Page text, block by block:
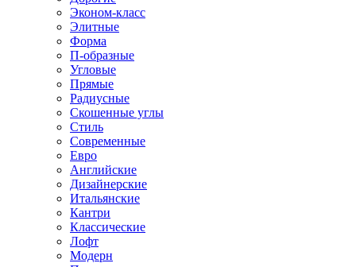
Эконом-класс
Элитные
Форма
П-образные
Угловые
Прямые
Радиусные
Скошенные углы
Стиль
Современные
Евро
Английские
Дизайнерские
Итальянские
Кантри
Классические
Лофт
Модерн